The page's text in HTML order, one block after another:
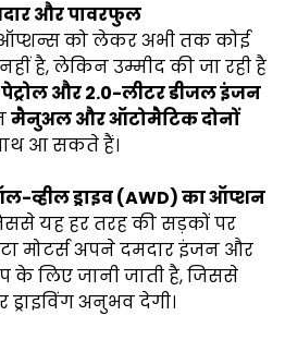
और पावरफुल
को लेकर अभी तक कोई
है, लेकिन उम्मीद की जा रही है
पेट्रोल और 2.0-लीटर डीजल इंजन
मैनुअल और ऑटोमैटिक दोनों
आ सकते हैं।
व्हील ड्राइव (AWD) का ऑप्शन
यह हर तरह की सड़कों पर
मोटर्स अपने दमदार इंजन और
लिए जानी जाती है, जिससे
अनुभव देगी।